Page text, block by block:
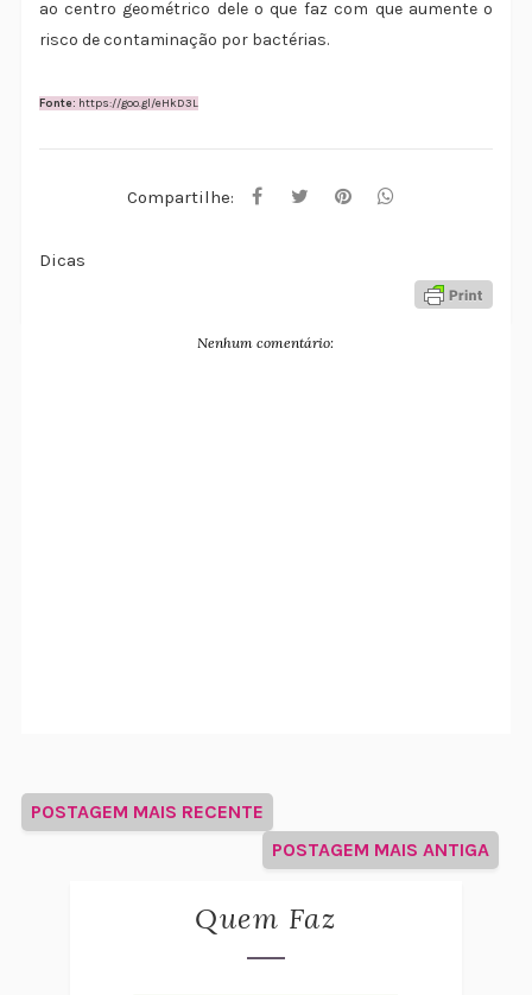
ao centro geométrico dele o que faz com que aumente o
risco de contaminação por bactérias.
Fonte: https://goo.gl/eHkD3L
Compartilhe:
Dicas
Nenhum comentário:
POSTAGEM MAIS RECENTE
POSTAGEM MAIS ANTIGA
Quem Faz